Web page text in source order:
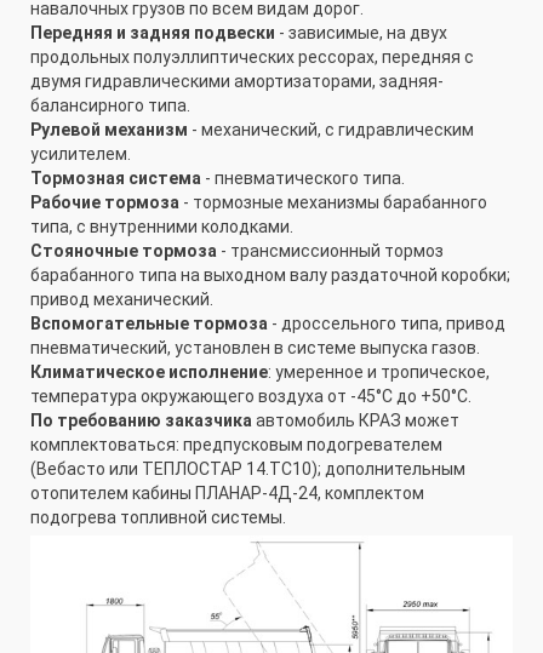
навалочных грузов по всем видам дорог.
Передняя и задняя подвески - зависимые, на двух
продольных полуэллиптических рессорах, передняя с
двумя гидравлическими амортизаторами, задняя-
балансирного типа.
Рулевой механизм - механический, с гидравлическим
усилителем.
Тормозная система - пневматического типа.
Рабочие тормоза - тормозные механизмы барабанного
типа, с внутренними колодками.
Стояночные тормоза - трансмиссионный тормоз
барабанного типа на выходном валу раздаточной коробки;
привод механический.
Вспомогательные тормоза - дроссельного типа, привод
пневматический, установлен в системе выпуска газов.
Климатическое исполнение: умеренное и тропическое,
температура окружающего воздуха от -45°С до +50°С.
По требованию заказчикаавтомобиль КРАЗ может
комплектоваться: предпусковым подогревателем
(Вебасто или ТЕПЛОСТАР 14.ТС10); дополнительным
отопителем кабины ПЛАНАР-4Д-24, комплектом
подогрева топливной системы.